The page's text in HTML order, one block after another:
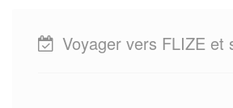
Voyager vers FLIZE et